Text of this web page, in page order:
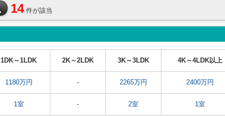
14 件が該当
1DK～1LDK 2K～2LDK 3K～3LDK 4K～4LDK以上
1180万円 - 2265万円 2400万円
1室 - 2室 1室